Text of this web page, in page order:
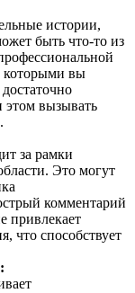
истории,
быть что-то из
которыми вы
этом вызывать
за рамки
Это могут
комментарий
привлекает
что способствует